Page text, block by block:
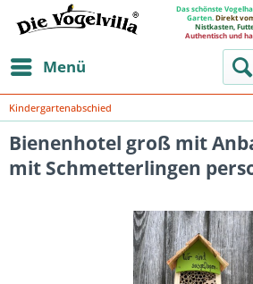
Das schönste
Garten. Direkt
Nistkasten,
Authentisch und
Menü
Kindergartenabschied
Bienenhotel groß mit
mit Schmetterlingen